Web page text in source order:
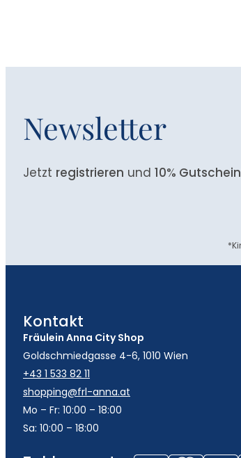
Newsletter
Jetzt registrieren und 10% Gutschein
Kontakt
Fräulein Anna City Shop
Goldschmiedgasse 4-6, 1010 Wien
+43 1 533 82 11
shopping@frl-anna.at
Mo – Fr: 10:00 – 18:00
Sa: 10:00 – 18:00